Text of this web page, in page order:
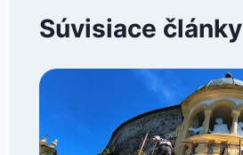
Súvisiace články